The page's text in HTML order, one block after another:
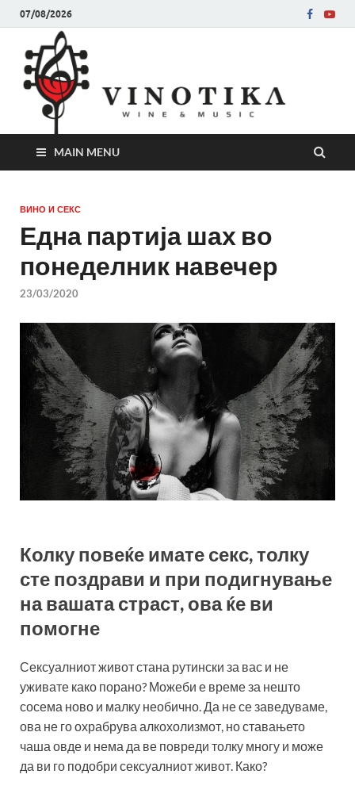
07/08/2026
MAIN MENU
ВИНО И СЕКС
Една партија шах во
понеделник навечер
23/03/2020
Колку повеќе имате секс, толку
сте поздрави и при подигнување
на вашата страст, ова ќе ви
помогне
Сексуалниот живот стана рутински за вас и не
уживате како порано? Можеби е време за нешто
сосема ново и малку необично. Да не се заведуваме,
ова не го охрабрува алкохолизмот, но ставањето
чаша овде и нема да ве повреди толку многу и може
да ви го подобри сексуалниот живот. Како?